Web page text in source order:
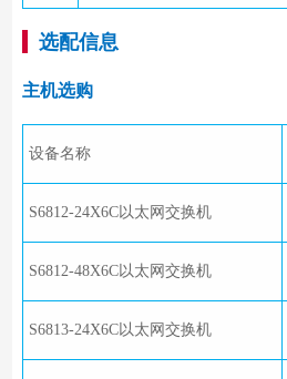
选配信息
主机选购
设备名称
S6812-24X6C以太网交换机
S6812-48X6C以太网交换机
S6813-24X6C以太网交换机